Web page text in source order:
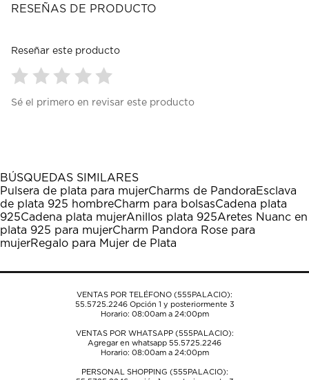
RESEÑAS DE PRODUCTO
Reseñar este producto
para
1
estrella
Esta
acción
abrirá
el
formulario
envío.
para
estrellas.
Esta
acción
abrirá
el
formulario
envío.
para
estrellas.
Esta
acción
abrirá
el
formulario
envío.
para
estrellas.
Esta
acción
abrirá
el
formulario
envío.
para
estrellas.
Esta
acción
abrirá
el
formulario
envío.
Sé el primero en revisar este producto
BÚSQUEDAS SIMILARES
Pulsera de plata para mujerCharms de PandoraEsclava
de plata 925 hombreCharm para bolsasCadena plata
925Cadena plata mujerAnillos plata 925Aretes Nuanc en
plata 925 para mujerCharm Pandora Rose para
mujerRegalo para Mujer de Plata
VENTAS POR TELÉFONO (555PALACIO):
55.5725.2246Opción 1 y posteriormente 3
Horario: 08:00am a 24:00pm
VENTAS POR WHATSAPP (555PALACIO):
Agregar en whatsapp 55.5725.2246
Horario: 08:00am a 24:00pm
PERSONAL SHOPPING (555PALACIO):